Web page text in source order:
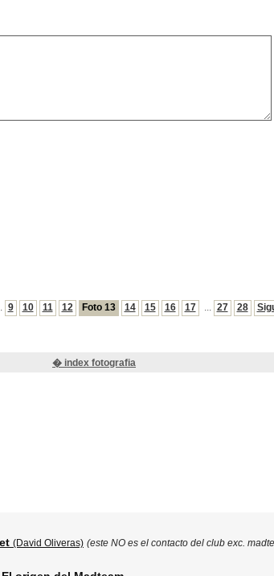
9 10 11 12 Foto 13 14 15 16 17 ... 27 28
� index fotografia
(David Oliveras) (este NO es el contacto del club exc.